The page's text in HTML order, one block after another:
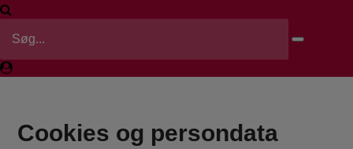
Cookies og persondata